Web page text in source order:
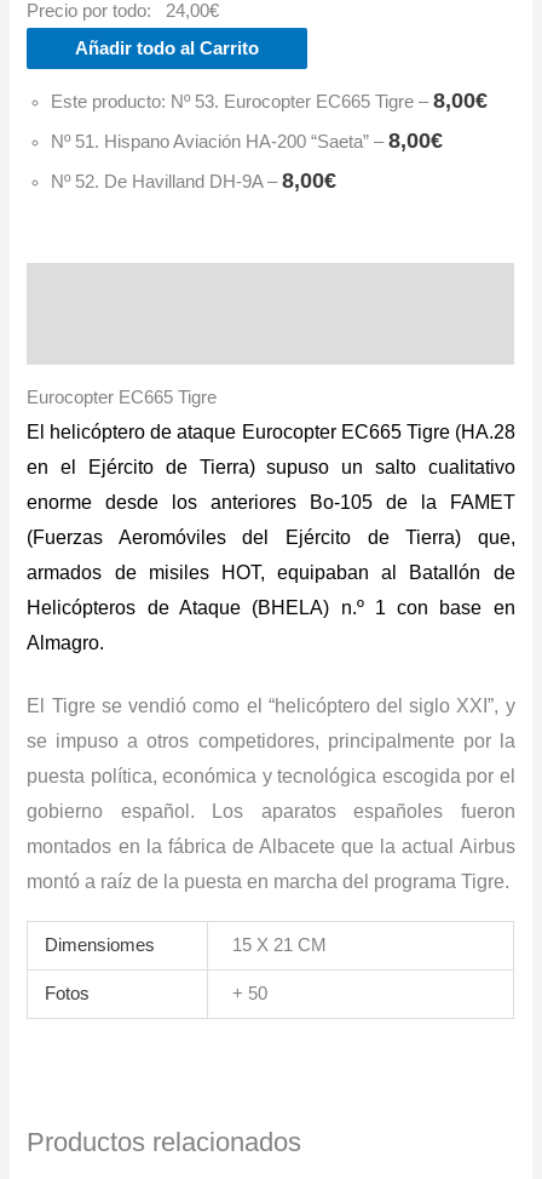
Precio por todo: 24,00€
Añadir todo al Carrito
Este producto: Nº 53. Eurocopter EC665 Tigre–8,00€
Nº 51. Hispano Aviación HA-200 “Saeta”–8,00€
Nº 52. De Havilland DH-9A–8,00€
Eurocopter EC665 Tigre
El helicóptero de ataque Eurocopter EC665 Tigre (HA.28
en el Ejército de Tierra) supuso un salto cualitativo
enorme desde los anteriores Bo-105 de la FAMET
(Fuerzas Aeromóviles del Ejército de Tierra) que,
armados de misiles HOT, equipaban al Batallón de
Helicópteros de Ataque (BHELA) n.º 1 con base en
Almagro.
El Tigre se vendió como el “helicóptero del siglo XXI”, y
se impuso a otros competidores, principalmente por la
puesta política, económica y tecnológica escogida por el
gobierno español. Los aparatos españoles fueron
montados en la fábrica de Albacete que la actual Airbus
montó a raíz de la puesta en marcha del programa Tigre.
Dimensiomes 15 X 21 CM
Fotos + 50
Productos relacionados